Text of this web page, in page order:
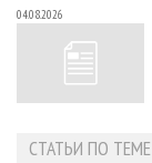
04.08.2026
СТАТЬИ ПО ТЕМЕ